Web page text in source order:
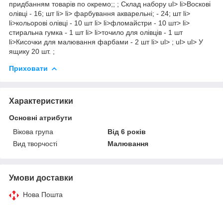
придбанням товарів по окремо;; ; Склад набору ul> li>Воскові
олівці - 16; шт li> li> фарбування акварельні; - 24; шт li>
li>кольорові олівці - 10 шт li> li>фломайстри - 10 шт> li>
стиральна гумка - 1 шт li> li>точило для олівців - 1 шт
li>Кисочки для малювання фарбами - 2 шт li> ul> ; ul> ul> У
ящику 20 шт. ;
Приховати
Характеристики
Основні атрибути
Вікова група
Від 6 років
Вид творчості
Малювання
Умови доставки
Нова Пошта